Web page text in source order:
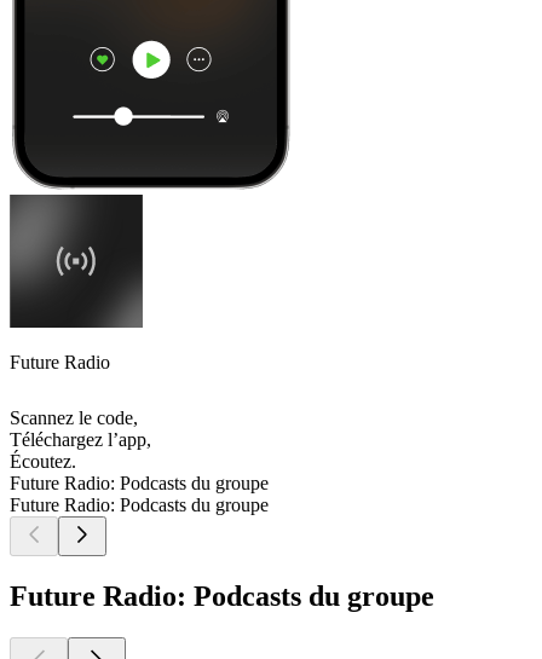
Future Radio
Scannez le code,
Téléchargez l’app,
Écoutez.
Future Radio: Podcasts du groupe
Future Radio: Podcasts du groupe
Future Radio: Podcasts du groupe